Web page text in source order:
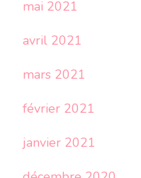
mai 2021
avril 2021
mars 2021
février 2021
janvier 2021